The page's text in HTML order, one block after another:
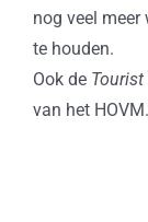
nog veel
te houden.
Ook deTourist
van het HOVM.